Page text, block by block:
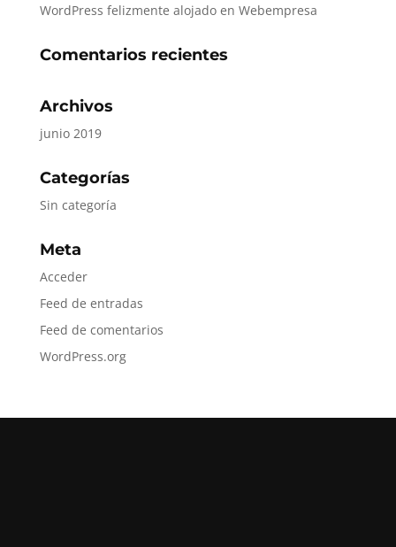
WordPress felizmente alojado en Webempresa
Comentarios recientes
Archivos
junio 2019
Categorías
Sin categoría
Meta
Acceder
Feed de entradas
Feed de comentarios
WordPress.org